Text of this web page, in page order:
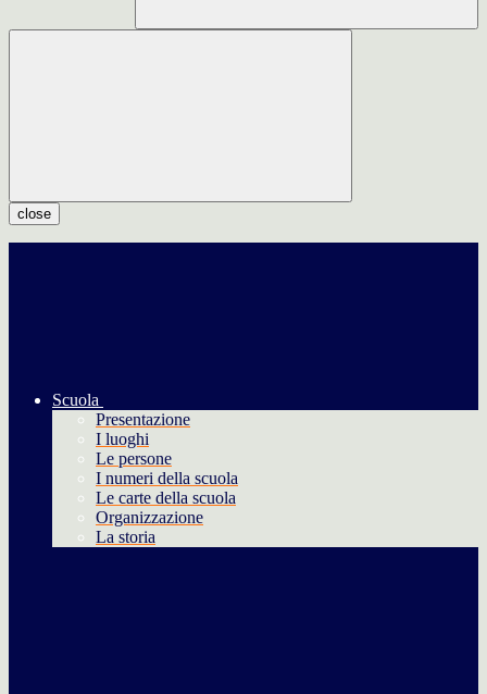
close
Scuola
Presentazione
I luoghi
Le persone
I numeri della scuola
Le carte della scuola
Organizzazione
La storia